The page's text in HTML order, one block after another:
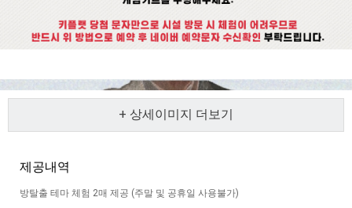
+ 상세이미지 더보기
제공내역
방탈출 테마 체험 2매 제공 (주말 및 공휴일 사용불가)